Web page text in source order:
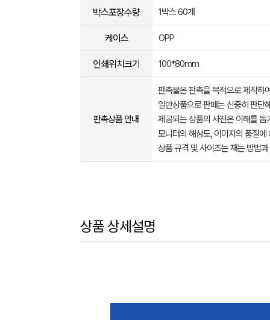
박스포장수량 1박스 60개
케이스 OPP
인쇄위치크기 100*80mm
판촉상품 안내
판촉물은 판촉을 목적으로 제작하
일반상품으로 판매는 신중히 판단
제공되는 상품의 사진은 이해를
모니터의 해상도, 이미지의 품질
상품 규격 및 사이즈는 재는 방법
상품 상세설명